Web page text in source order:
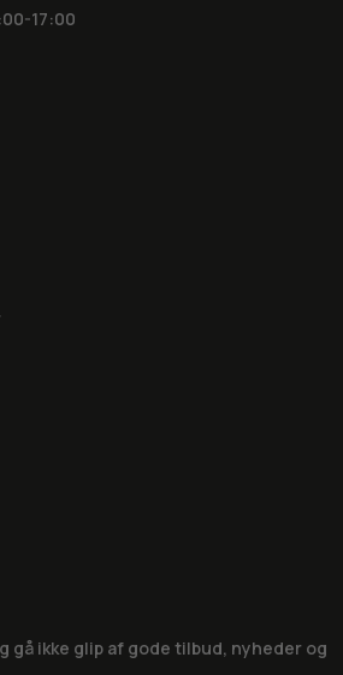
17:00
gå ikke glip af gode tilbud, nyheder og